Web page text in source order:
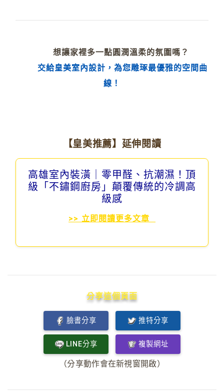
想讓家裡多一點圓潤溫柔的氛圍嗎？
交給皇美室內設計，為您雕琢最優雅的空間曲
線！
【皇美推薦】延伸閱讀
高雄室內裝潢｜零甲醛、抗潮濕！頂
級「不鏽鋼廚房」顛覆傳統的冷調高
級感
>> 立即閱讀更多文章
分享這個頁面
臉書分享 推特分享
LINE分享 複製網址
（分享動作會在新視窗開啟）